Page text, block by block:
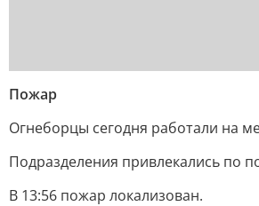
Пожар
Огнеборцы сегодня работали на
Подразделения привлекались по
В 13:56 пожар локализован.